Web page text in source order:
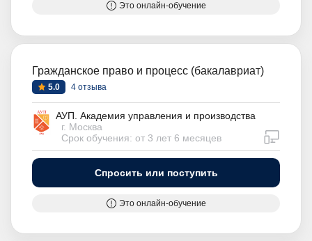
Это онлайн-обучение
Гражданское право и процесс (бакалавриат)
5.0 4 отзыва
АУП. Академия управления и производства
г. Москва
Срок обучения: от 3 лет 6 месяцев
Спросить или поступить
Это онлайн-обучение